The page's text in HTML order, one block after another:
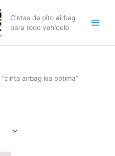
Cintas de pito airbag
para todo vehículo
airbag kia optima”